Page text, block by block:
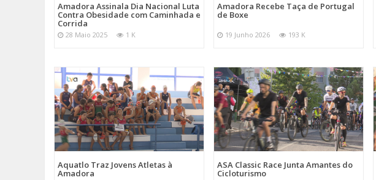
Amadora Assinala Dia Nacional Luta
Contra Obesidade com Caminhada e
Corrida
28 Maio 2025 1 K
Amadora Recebe Taça de Portugal
de Boxe
19 Junho 2026 193 K
Aquatlo Traz Jovens Atletas à
Amadora
ASA Classic Race Junta Amantes do
Cicloturismo